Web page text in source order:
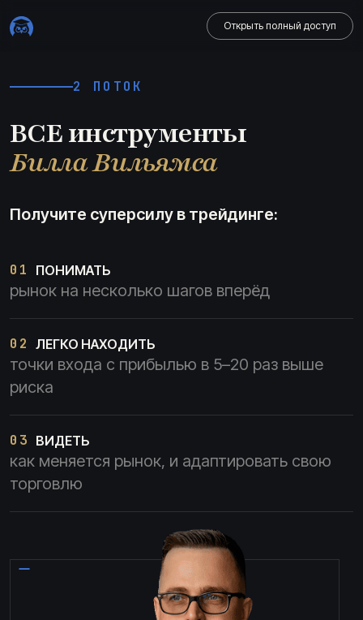
Открыть полный доступ
2 ПОТОК
ВСЕ инструменты
Билла Вильямса
Получите суперсилу в трейдинге:
01 ПОНИМАТЬ
рынок на несколько шагов вперёд
02 ЛЕГКО НАХОДИТЬ
точки входа с прибылью в 5–20 раз выше
риска
03 ВИДЕТЬ
как меняется рынок, и адаптировать свою
торговлю